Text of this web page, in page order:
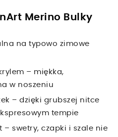
Merino Bulky
na typowo zimowe
– miękka,
w noszeniu
– dzięki grubszej nitce
tempie
– swetry, czapki i szale nie